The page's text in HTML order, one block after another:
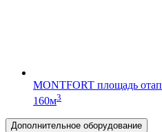
MONTFORT площадь
160м3
Дополнительное оборудование